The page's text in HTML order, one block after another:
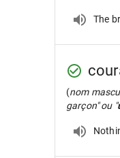
The
(nom
garçon" ou "